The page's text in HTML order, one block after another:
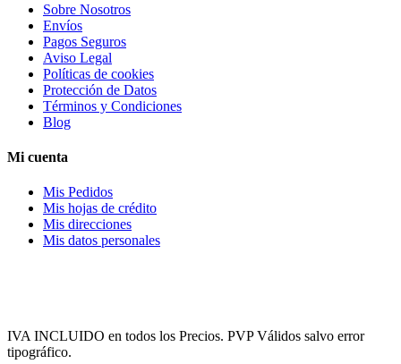
Sobre Nosotros
Envíos
Pagos Seguros
Aviso Legal
Políticas de cookies
Protección de Datos
Términos y Condiciones
Blog
Mi cuenta
Mis Pedidos
Mis hojas de crédito
Mis direcciones
Mis datos personales
IVA INCLUIDO en todos los Precios. PVP Válidos salvo error
tipográfico.